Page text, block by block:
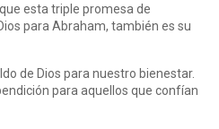
esta triple promesa de
para Abraham, también es su
de Dios para nuestro bienestar.
para aquellos que confían